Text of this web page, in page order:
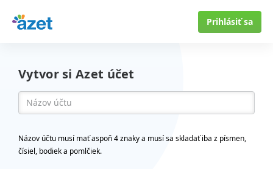
Prihlásiť sa
Vytvor si Azet účet
Názov účtu musí mať aspoň 4 znaky a musí sa skladať iba z písmen,
čísiel, bodiek a pomlčiek.